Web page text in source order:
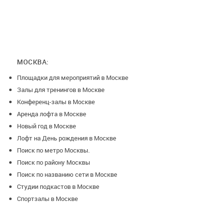
МОСКВА:
Площадки для мероприятий в Москве
Залы для тренингов в Москве
Конференц-залы в Москве
Аренда лофта в Москве
Новый год в Москве
Лофт на День рождения в Москве
Поиск по метро Москвы.
Поиск по району Москвы
Поиск по названию сети в Москве
Студии подкастов в Москве
Спортзалы в Москве